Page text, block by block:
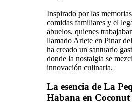
Inspirado por las
comidas familiares y el
abuelos, quienes
llamado Ariete en Pinar
ha creado un santuario
donde la nostalgia se
innovación culinaria.
La esencia de La
Habana en Coconut